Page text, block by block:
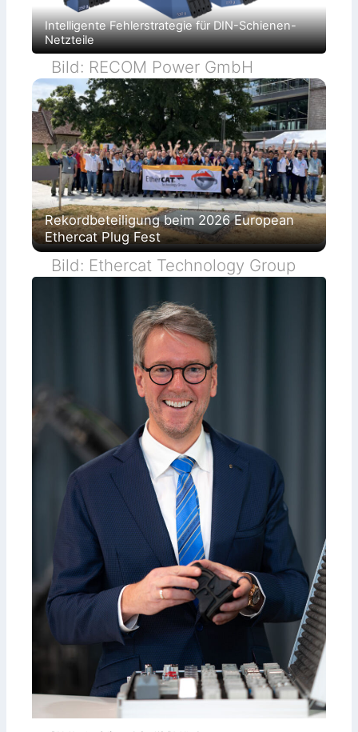
Intelligente Fehlerstrategie für DIN-Schienen-
Netzteile
Bild: RECOM Power GmbH
Rekordbeteiligung beim 2026 European
Ethercat Plug Fest
Bild: Ethercat Technology Group